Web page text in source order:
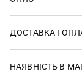
ДОСТАВКА І
НАЯВНІСТЬ В